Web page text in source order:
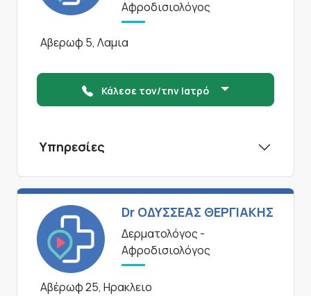
Αφροδισιολόγος
Αβερωφ 5, Λαμια
Κάλεσε τον/την Ιατρό
Υπηρεσίες
Dr ΟΔΥΣΣΕΑΣ ΘΕΡΓΙΑΚΗΣ
Δερματολόγος -
Αφροδισιολόγος
Αβέρωφ 25, Ηρακλειο